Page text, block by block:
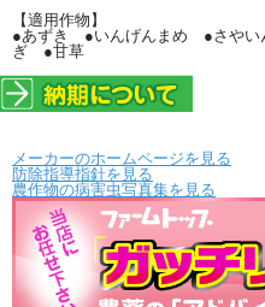
【適用作物】
●あずき ●いんげんまめ ●さや
ぎ ●甘草
メーカーのホームページを見る
防除指導指針を見る
農作物の病害虫写真集を見る